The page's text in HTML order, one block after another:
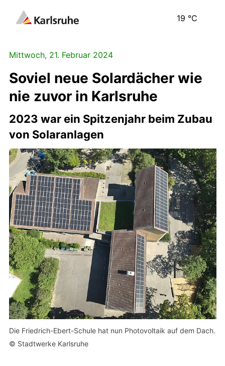
19 °C
Mittwoch, 21. Februar 2024
Soviel neue Solardächer wie
nie zuvor in Karlsruhe
2023 war ein Spitzenjahr beim Zubau
von Solaranlagen
Die Friedrich-Ebert-Schule hat nun Photovoltaik auf dem Dach.
© Stadtwerke Karlsruhe